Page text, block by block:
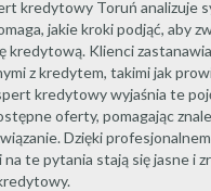
kredytowy Toruń analizuje
jakie kroki podjąć, aby
kredytową. Klienci
z kredytem, takimi jak
kredytowy wyjaśnia te
oferty, pomagając
Dzięki
te pytania stają się jasne i